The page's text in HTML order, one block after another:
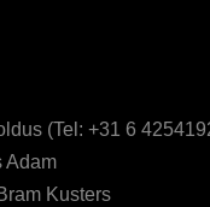
(Tel: +31 6
Adam
Kusters